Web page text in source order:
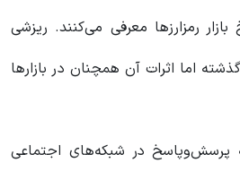
بازار رمزارزها معرفی می‌کنند. ریزشی
اما اثرات آن همچنان در بازارها
پرسش‌وپاسخ در شبکه‌های اجتماعی